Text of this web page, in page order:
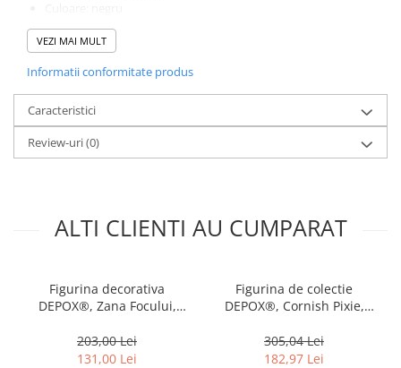
Bagheta este, de asemenea, articulata
VEZI MAI MULT
Informatii conformitate produs
Caracteristici
Review-uri(0)
ALTI CLIENTI AU CUMPARAT
Figurina decorativa
DEPOX®, Zana Focului,
cm, verde
203,00 Lei
131,00 Lei
Figurina de colectie
DEPOX®, Cornish Pixie,
suport sticla inclus
305,04 Lei
182,97 Lei